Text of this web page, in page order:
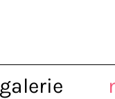
galerie